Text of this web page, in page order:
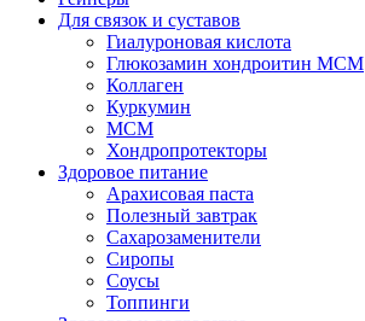
Для связок и суставов
Гиалуроновая кислота
Глюкозамин хондроитин МСМ
Коллаген
Куркумин
МСМ
Хондропротекторы
Здоровое питание
Арахисовая паста
Полезный завтрак
Сахарозаменители
Сиропы
Соусы
Топпинги